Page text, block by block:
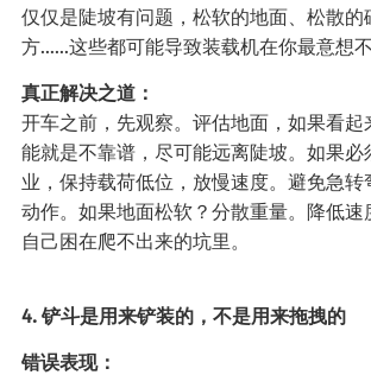
仅仅是陡坡有问题，松软的地面、松散的
方……这些都可能导致装载机在你最意想不
真正解决之道：
开车之前，先观察。评估地面，如果看起
能就是不靠谱，尽可能远离陡坡。如果必
业，保持载荷低位，放慢速度。避免急转
动作。如果地面松软？分散重量。降低速
自己困在爬不出来的坑里。
4. 铲斗是用来铲装的，不是用来拖拽的
错误表现：